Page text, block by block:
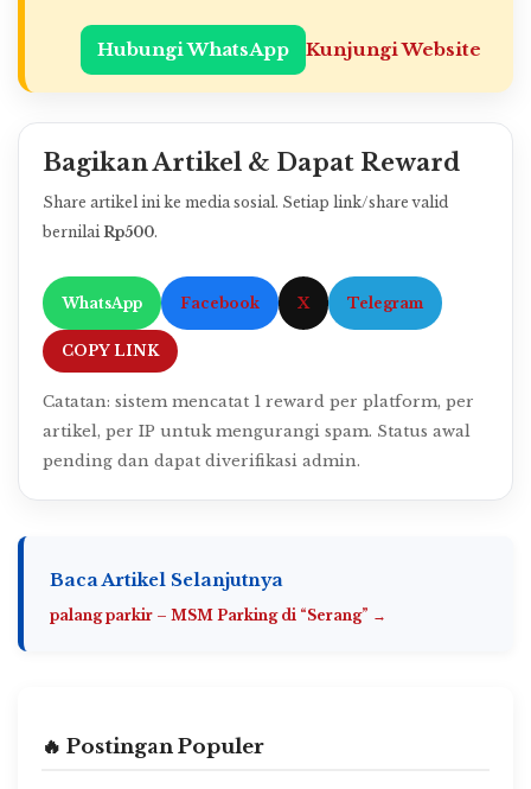
Hubungi WhatsApp Kunjungi Website
Bagikan Artikel & Dapat Reward
Share artikel ini ke media sosial. Setiap link/share valid
bernilaiRp500.
WhatsApp Facebook X Telegram
COPY LINK
Catatan: sistem mencatat 1 reward per platform, per
artikel, per IP untuk mengurangi spam. Status awal
pending dan dapat diverifikasi admin.
Baca Artikel Selanjutnya
palang parkir – MSM Parking di “Serang” →
🔥 Postingan Populer